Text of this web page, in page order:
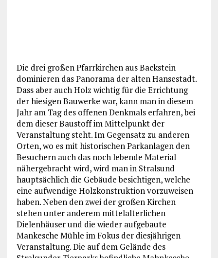
Die drei großen Pfarrkirchen aus Backstein
dominieren das Panorama der alten Hansestadt.
Dass aber auch Holz wichtig für die Errichtung
der hiesigen Bauwerke war, kann man in diesem
Jahr am Tag des offenen Denkmals erfahren, bei
dem dieser Baustoff im Mittelpunkt der
Veranstaltung steht. Im Gegensatz zu anderen
Orten, wo es mit historischen Parkanlagen den
Besuchern auch das noch lebende Material
nähergebracht wird, wird man in Stralsund
hauptsächlich die Gebäude besichtigen, welche
eine aufwendige Holzkonstruktion vorzuweisen
haben. Neben den zwei der großen Kirchen
stehen unter anderem mittelalterlichen
Dielenhäuser und die wieder aufgebaute
Mankesche Mühle im Fokus der diesjährigen
Veranstaltung. Die auf dem Gelände des